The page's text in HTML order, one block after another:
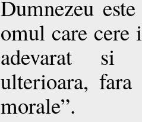
Dumnezeu
omul care cere
adevarat si
ulterioara,
morale”.